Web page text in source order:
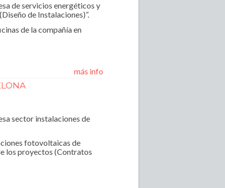
de servicios energéticos y
de Instalaciones)”.
de la compañía en
más info
sector instalaciones de
fotovoltaicas de
los proyectos (Contratos